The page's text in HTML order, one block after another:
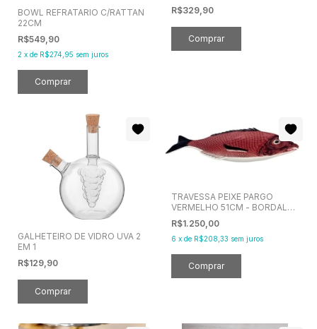
BOWL REFRATARIO C/RATTAN
22CM
R$549,90
2 x de R$274,95 sem juros
R$329,90
GALHETEIRO DE VIDRO UVA 2
EM 1
R$129,90
TRAVESSA PEIXE PARGO
VERMELHO 51CM - BORDALLO
PINHEIRO
R$1.250,00
6 x de R$208,33 sem juros